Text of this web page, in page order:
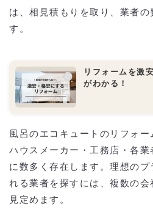
は、相見積もりを取り、業者
す。
リフォームを激
がわかる！
風呂のエコキュートのリフォー
ハウスメーカー・工務店・各
に数多く存在します。理想のプ
れる業者を探すには、複数の会
見定めます。